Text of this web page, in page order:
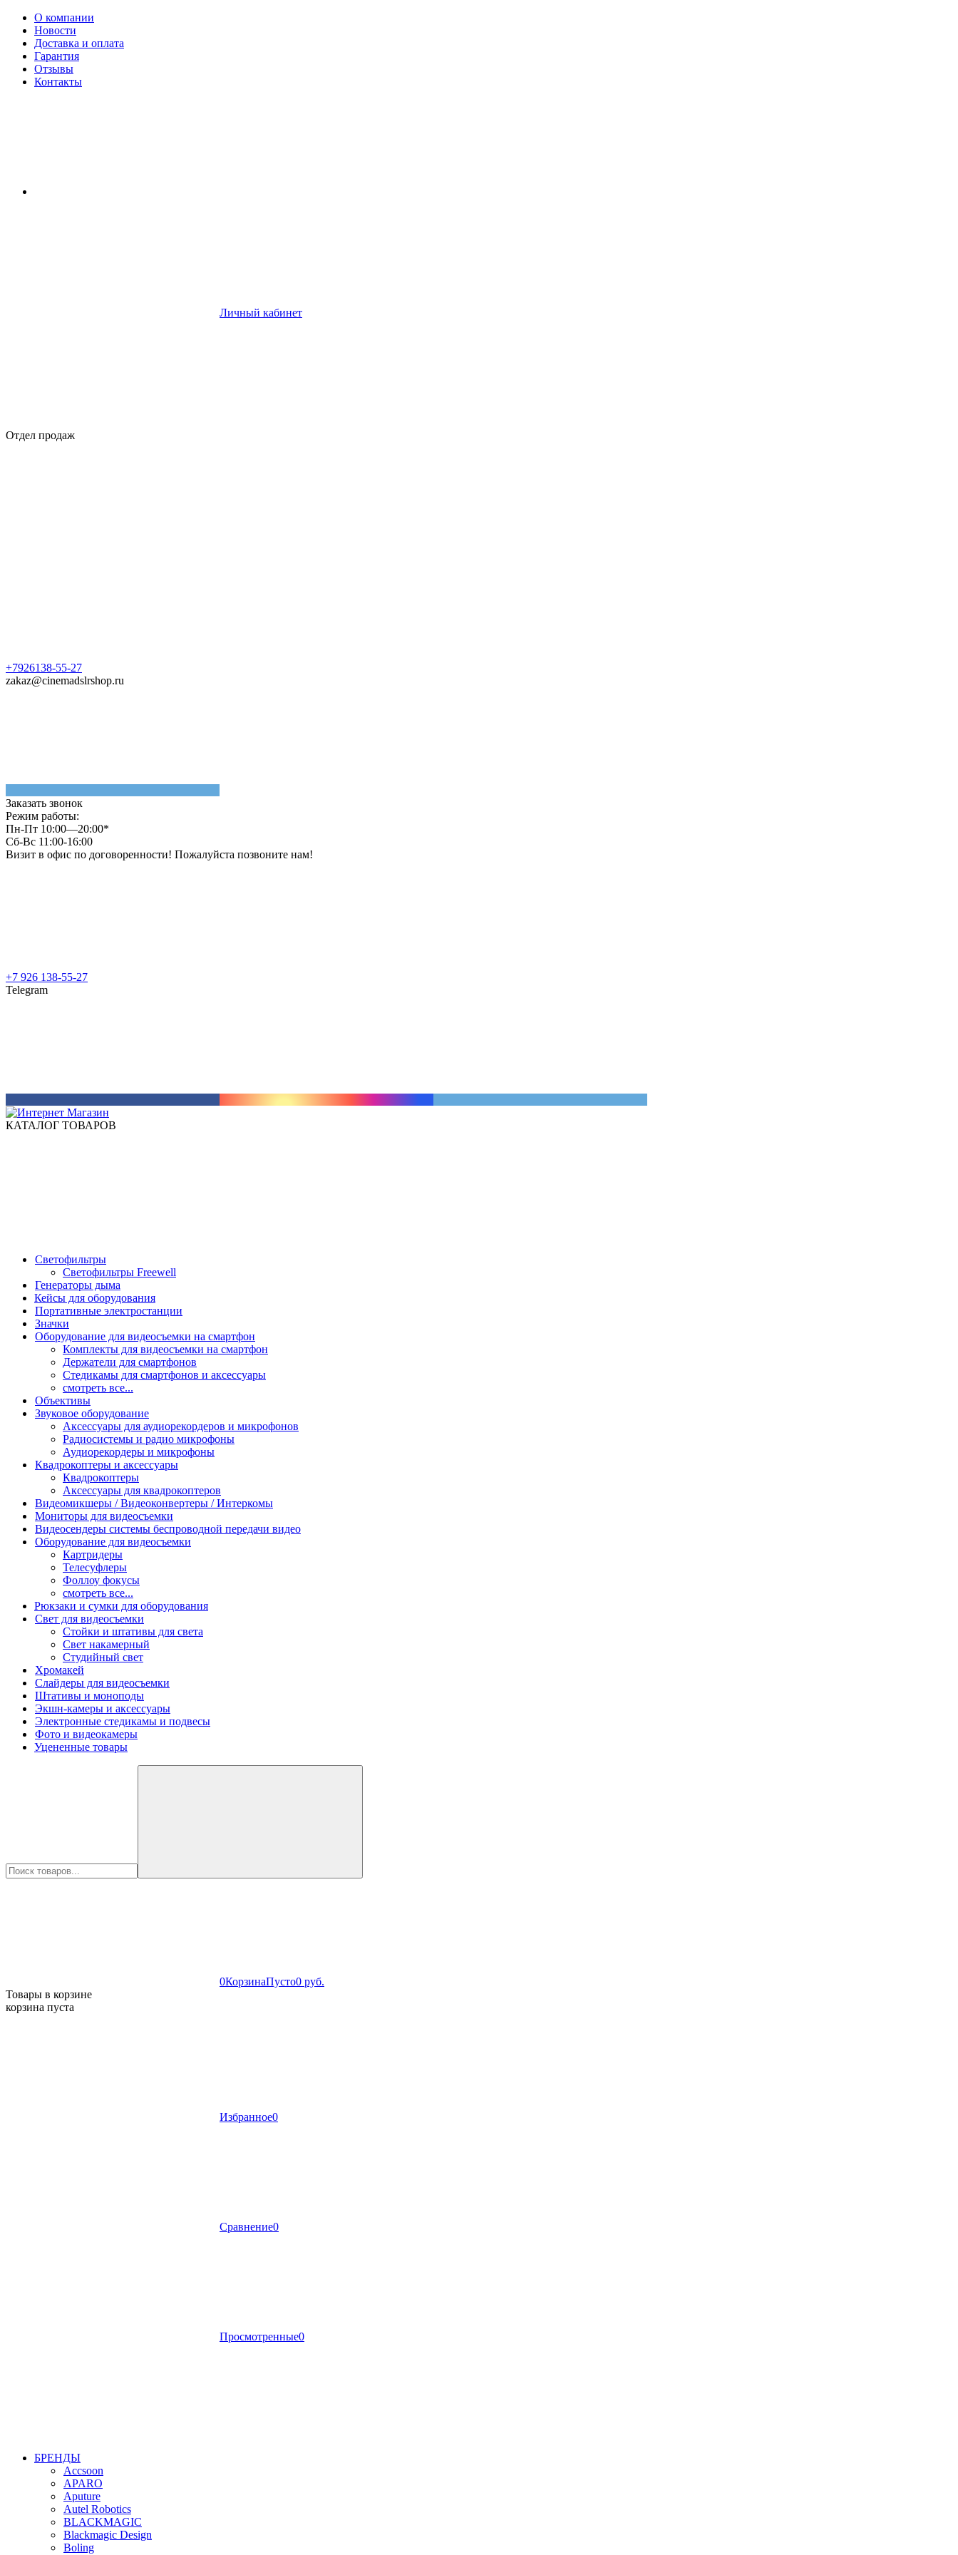
О компании
Новости
Доставка и оплата
Гарантия
Отзывы
Контакты
Личный кабинет
Отдел продаж
+7926138-55-27
zakaz@cinemadslrshop.ru
Заказать звонок
Режим работы:
Пн-Пт 10:00—20:00*
Сб-Вс 11:00-16:00
Визит в офис по договоренности! Пожалуйста позвоните нам!
+7 926 138-55-27
Telegram
КАТАЛОГ ТОВАРОВ
Светофильтры
Светофильтры Freewell
Генераторы дыма
Кейсы для оборудования
Портативные электростанции
Значки
Оборудование для видеосъемки на смартфон
Комплекты для видеосъемки на смартфон
Держатели для смартфонов
Стедикамы для смартфонов и аксессуары
смотреть все...
Объективы
Звуковое оборудование
Аксессуары для аудиорекордеров и микрофонов
Радиосистемы и радио микрофоны
Аудиорекордеры и микрофоны
Квадрокоптеры и аксессуары
Квадрокоптеры
Аксессуары для квадрокоптеров
Видеомикшеры / Видеоконвертеры / Интеркомы
Мониторы для видеосъемки
Видеосендеры системы беспроводной передачи видео
Оборудование для видеосъемки
Картридеры
Телесуфлеры
Фоллоу фокусы
смотреть все...
Рюкзаки и сумки для оборудования
Свет для видеосъемки
Стойки и штативы для света
Свет накамерный
Студийный свет
Хромакей
Слайдеры для видеосъемки
Штативы и моноподы
Экшн-камеры и аксессуары
Электронные стедикамы и подвесы
Фото и видеокамеры
Уцененные товары
0КорзинаПусто0 руб.
Товары в корзине
корзина пуста
Избранное0
Сравнение0
Просмотренные0
БРЕНДЫ
Accsoon
APARO
Aputure
Autel Robotics
BLACKMAGIC
Blackmagic Design
Boling